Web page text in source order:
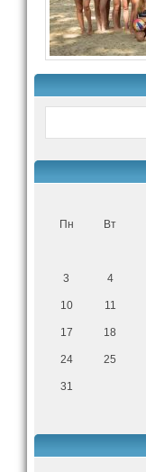
Пн Вт
3 4
10 11
17 18
24 25
31